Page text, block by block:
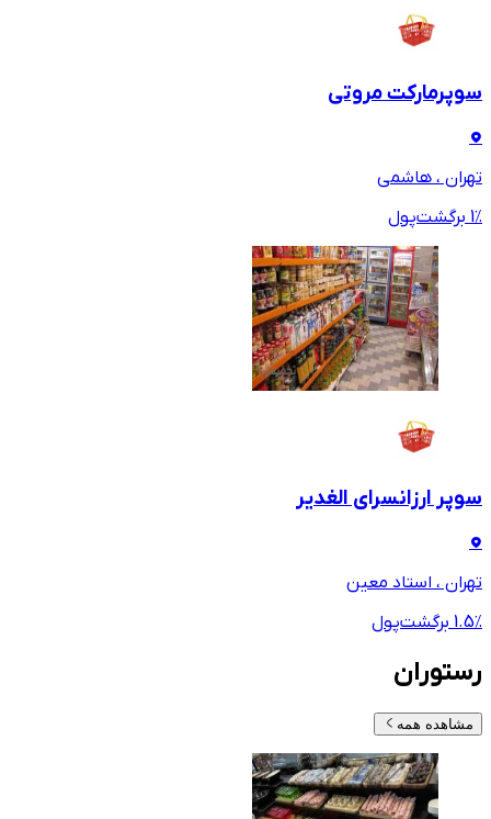
سوپرمارکت مروتی
تهران ، هاشمی
1٪ برگشت‌پول
سوپر ارزانسراي الغدير
تهران ، استاد معین
1.5٪ برگشت‌پول
رستوران
مشاهده همه